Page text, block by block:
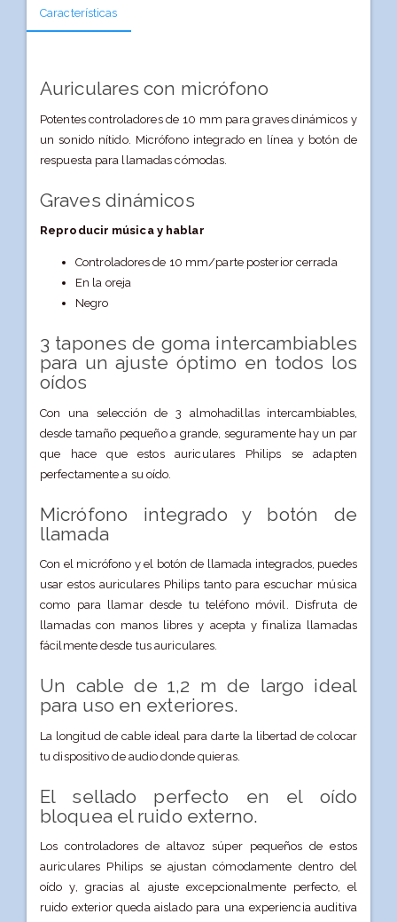
Características
Auriculares con micrófono
Potentes controladores de 10 mm para graves dinámicos y
un sonido nítido. Micrófono integrado en línea y botón de
respuesta para llamadas cómodas.
Graves dinámicos
Reproducir música y hablar
Controladores de 10 mm/parte posterior cerrada
En la oreja
Negro
3 tapones de goma intercambiables
para un ajuste óptimo en todos los
oídos
Con una selección de 3 almohadillas intercambiables,
desde tamaño pequeño a grande, seguramente hay un par
que hace que estos auriculares Philips se adapten
perfectamente a su oído.
Micrófono integrado y botón de
llamada
Con el micrófono y el botón de llamada integrados, puedes
usar estos auriculares Philips tanto para escuchar música
como para llamar desde tu teléfono móvil. Disfruta de
llamadas con manos libres y acepta y finaliza llamadas
fácilmente desde tus auriculares.
Un cable de 1,2 m de largo ideal
para uso en exteriores.
La longitud de cable ideal para darte la libertad de colocar
tu dispositivo de audio donde quieras.
El sellado perfecto en el oído
bloquea el ruido externo.
Los controladores de altavoz súper pequeños de estos
auriculares Philips se ajustan cómodamente dentro del
oído y, gracias al ajuste excepcionalmente perfecto, el
ruido exterior queda aislado para una experiencia auditiva